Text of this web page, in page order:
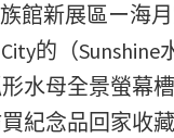
館新展區ー海
City的（
水母全景螢幕
紀念品回家收藏